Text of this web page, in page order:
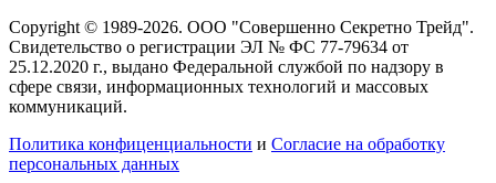
Copyright © 1989-2026. ООО "Совершенно Секретно Трейд".
Свидетельство о регистрации ЭЛ № ФС 77-79634 от
25.12.2020 г., выдано Федеральной службой по надзору в
сфере связи, информационных технологий и массовых
коммуникаций.
Политика конфиценциальности и Согласие на обработку
персональных данных